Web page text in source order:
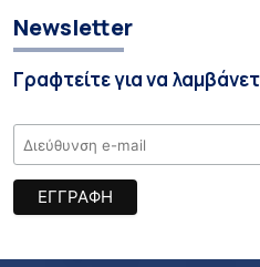
Newsletter
Γραφτείτε για να